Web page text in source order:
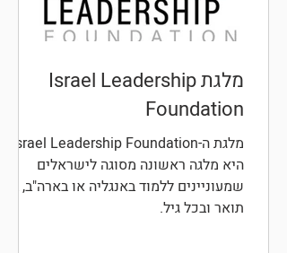
מלגת Israel Leadership
Foundation
מלגת ה-Israel Leadership Foundation
היא מלגה ראשונה מסוגה לישראלים
שמעוניינים ללמוד באנגליה או בארה"ב,
תואר ובכל גיל.